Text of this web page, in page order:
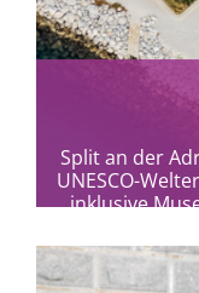
Split an der
UNESCO-
inklusive